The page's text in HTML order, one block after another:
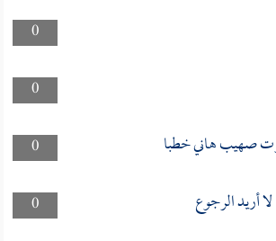
0
0
0
صهيب هاني خطبا
0
أريد الرجوع